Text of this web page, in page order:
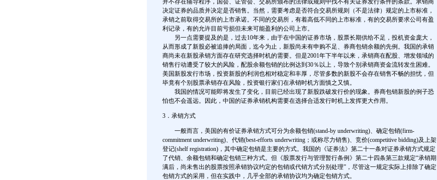
并不存在辅导程序，国会、证管会、交易所颁布的法律或规则中找不有关证券发行条件的条款。承销商
决定证券的品质并决定是否销售。当然，需要考虑是否符合交易所规则（不是法律）规定的上市标准，
承销之前取得交易所的上市承诺。不同的交易所，有着高低不同的上市标准，有的交易所要求公司有盈
利记录，有的允许目前亏损但未来可能盈利的公司上市。
另一点需要提及的是，过去10年来，由于在中国的证券市场，股票长期供给不足，投机资金庞大，
从而形成了新股必被追捧的局面，迄今为止，新股尚未有申购不足、券商包销余额的先例。我国的承销
商尚未在新股承销方面存在研究选择时机的需要。但是2001年下半年以来，承销商在配股、增发领域的
销售行动遭受了较大的风险，配股余额包销的比例达到30％以上，导致个别承销商资金流转发生困难。
美国新股发行市场，投资新股的利润也相对稳定和丰厚，尽管多数的新股不会存在销售不畅的担忧，但
毕竟有个别股票承销存在风险，投资银行家们在承销时机方面慎之又慎。
我国的情况可能即将发生了变化，目前已经出现了新股跌破发行价的现象。券商包销新股的例子恐
怕也不会遥远。因此，中国的证券承销机构需要在选择合适发行时机上发挥更大作用。
3．承销方式
一般而言，美国的有价证券承销方式可分为余额包销(stand-by underwriting)、确定包销(firm-
commitment underwriting)、代销(best-efforts underwriting；或称尽力销售)、竞价(competitive bidding)及上架
登记(shelf registration)，其中确定包销是主要的方式。我国的《证券法》第二十一条对证券承销方式规定
了代销、余额包销和确定包销三种方式。但《股票发行与管理暂行条例》第二十四条第三款规定“承销期
满后，尚未售出的股票按照承销协议约定的包销或代销方式分别处理”，尽管这一规定实际上排除了确定
包销方式的采用，但在实践中，几乎全部的承销协议均为确定包销方式。